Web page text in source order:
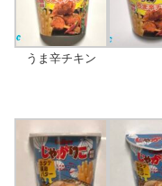
うま辛チキン